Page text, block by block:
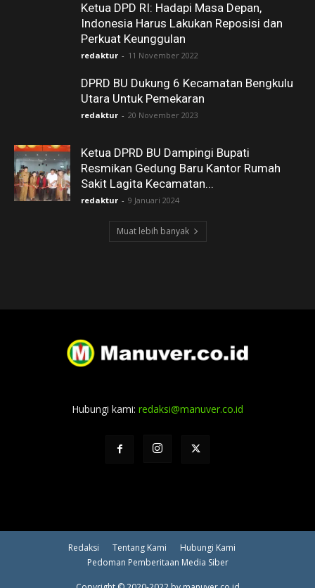
Ketua DPD RI: Hadapi Masa Depan,
Indonesia Harus Lakukan Reposisi dan
Perkuat Keunggulan
redaktur - 11 November 2022
DPRD BU Dukung 6 Kecamatan Bengkulu
Utara Untuk Pemekaran
redaktur - 20 November 2023
Ketua DPRD BU Dampingi Bupati
Resmikan Gedung Baru Kantor Rumah
Sakit Lagita Kecamatan...
redaktur - 9 Januari 2024
Muat lebih banyak
Hubungi kami: redaksi@manuver.co.id
Redaksi Tentang Kami
Hubungi Kami
Pedoman Pemberitaan Media Siber